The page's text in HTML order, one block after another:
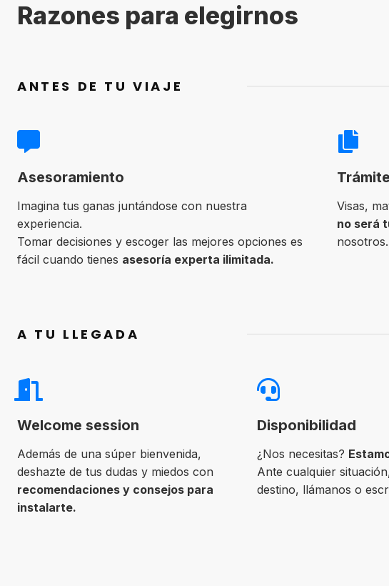
Razones para elegirnos
ANTES DE TU VIAJE
Asesoramiento
Imagina tus ganas juntándose con nuestra
experiencia.
Tomar decisiones y escoger las mejores opciones es
fácil cuando tienes asesoría experta ilimitada.
Visas,
no será
nosotros.
A TU LLEGADA
Welcome session
Además de una súper bienvenida,
deshazte de tus dudas y miedos con
recomendaciones y consejos para
instalarte.
Disponibilidad
¿Nos necesitas?
Ante cualquier
destino, llámanos o